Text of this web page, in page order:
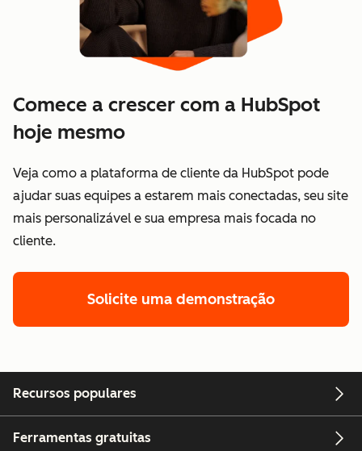
Comece a crescer com a HubSpot
hoje mesmo
Veja como a plataforma de cliente da HubSpot pode
ajudar suas equipes a estarem mais conectadas, seu site
mais personalizável e sua empresa mais focada no
cliente.
Solicite uma demonstração
Recursos populares
Ferramentas gratuitas